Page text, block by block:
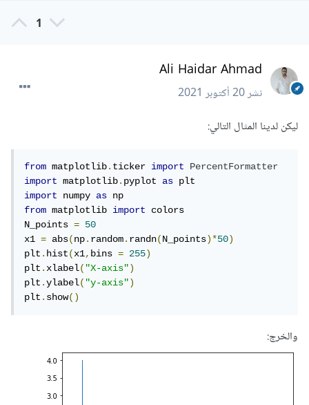
1
Ali Haidar Ahmad
نشر20 أكتوبر 2021
ليكن لدينا المثال التالي:
from matplotlib.ticker import
PercentFormatter
import matplotlib.pyplot as
import
numpy as
from matplotlib import
colors
N_points =
50
x1 = abs(np.random.randn(N_points)*50)
plt.hist(x1,bins = 255)
plt.xlabel("X-axis")
plt.ylabel("y-axis")
plt.show()
والخرج: